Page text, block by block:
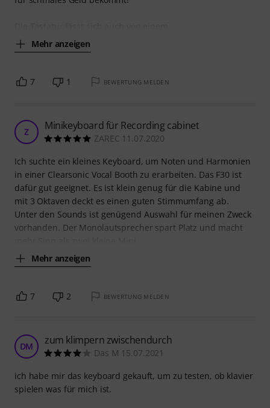
Mehr anzeigen
7 1 BEWERTUNG MELDEN
Z Minikeyboard für Recording cabinet
ZAREC 11.07.2020
Ich suchte ein kleines Keyboard, um Noten und Harmonien
in einer Clearsonic Vocal Booth zu erarbeiten. Das F30 ist
dafür gut geeignet. Es ist klein genug für die Kabine und
mit 3 Oktaven deckt es einen guten Stimmumfang ab.
Unter den Sounds ist genügend Auswahl für meinen Zweck
vorhanden. Der Monolautsprecher spart Platz und macht
Mehr anzeigen
7 2 BEWERTUNG MELDEN
DM zum klimpern zwischendurch
Das M 15.07.2021
ich habe mir das keyboard gekauft, um zu testen, ob klavier
spielen was für mich ist.